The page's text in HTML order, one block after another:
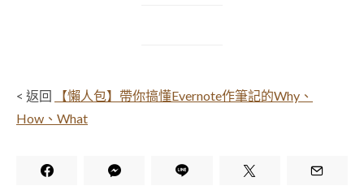
< 返回
【懶人包】帶你搞懂Evernote作筆記的Why、
How、What